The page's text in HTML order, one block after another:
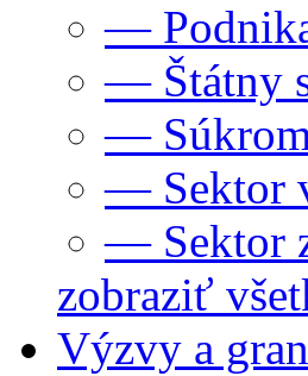
—
— Štátny
—
— Sektor
— Sektor
zobraziť
Výzvy a